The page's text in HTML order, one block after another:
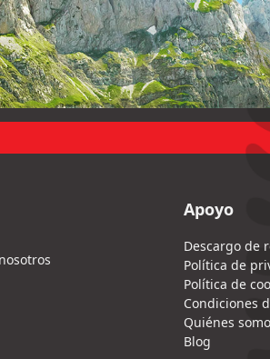
Apoyo
Descargo de
Política de
Política de
Condiciones
Quiénes
Blog